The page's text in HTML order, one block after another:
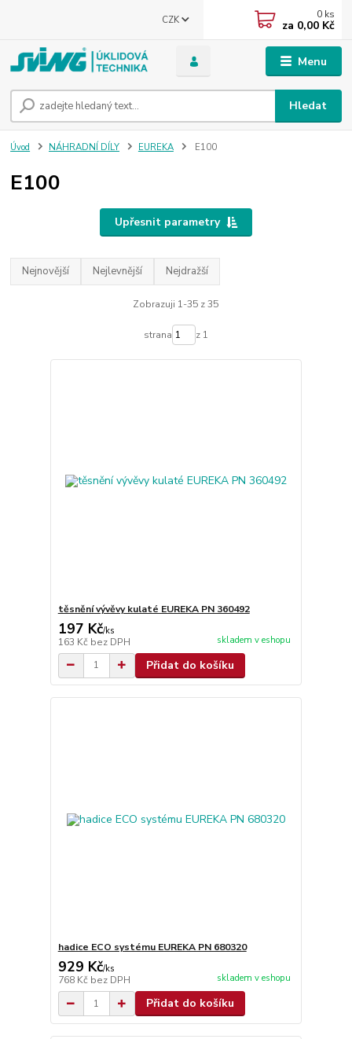
Menu
CZK
Hledat
0 ks
za 0,00 Kč
Úvod NÁHRADNÍ DÍLY EUREKA E100
E100
Upřesnit parametry
Nejnovější Nejlevnější Nejdražší
Zobrazuji 1-35 z 35
strana z 1
těsnění vývěvy kulaté EUREKA PN 360492
197 Kč/ks
163 Kč bez DPH skladem v eshopu
Přidat do košíku
hadice ECO systému EUREKA PN 680320
929 Kč/ks
768 Kč bez DPH skladem v eshopu
Přidat do košíku